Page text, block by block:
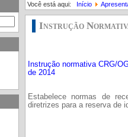
Você está aqui: Início
Instrução
Instrução normativa CRG/
de 2014
Estabelece normas de
diretrizes para a reserva de